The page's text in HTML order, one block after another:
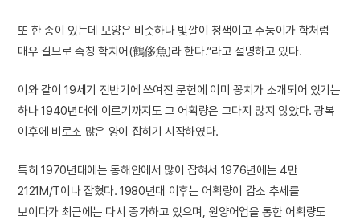
또 한 종이 있는데 모양은 비슷하나 빛깔이 청색이고 주둥이가 학처럼
매우 길므로 속칭 학치어(鶴侈魚)라 한다.”라고 설명하고 있다.
이와 같이 19세기 전반기에 쓰여진 문헌에 이미 꽁치가 소개되어 있기는
하나 1940년대에 이르기까지도 그 어획량은 그다지 많지 않았다. 광복
이후에 비로소 많은 양이 잡히기 시작하였다.
특히 1970년대에는 동해안에서 많이 잡혀서 1976년에는 4만
2121M/T이나 잡혔다. 1980년대 이후는 어획량이 감소 추세를
보이다가 최근에는 다시 증가하고 있으며, 원양어업을 통한 어획량도